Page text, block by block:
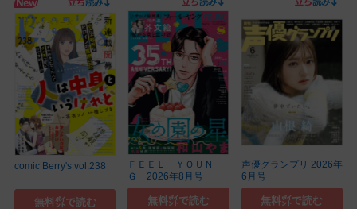
comic Berry's vol.238
無料㌽で読む
ＦＥＥＬ ＹＯＵＮ
Ｇ 2026年8月号
無料㌽で読む
声優グランプリ 2026年
6月号
無料㌽で読む